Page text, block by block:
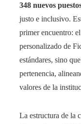
348 nuevos
justo e inclusivo.
primer encuentro: el
personalizado de
estándares, sino
pertenencia,
valores de la
La estructura de la